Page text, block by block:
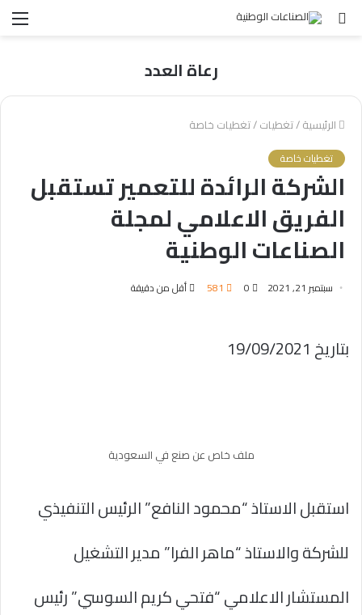
بحث
رعاة العدد
الرئيسية/تغطيات/تغطيات خاصة
تغطيات خاصة
الشركة الرائدة للتعمير تستقبل
الفريق الاعلامي لمجلة
الصناعات الوطنية
سبتمبر 21, 2021 0
581 أقل من دقيقة
بتاريخ 19/09/2021
ملف خاص عن صنع في السعودية
استقبل الاستاذ “محمود النافع” الرئيس التنفيذي
للشركة والاستاذ “ماهر الفرا” مدير التشغيل
المستشار الاعلامي “فتحي كريم السوسي” رئيس